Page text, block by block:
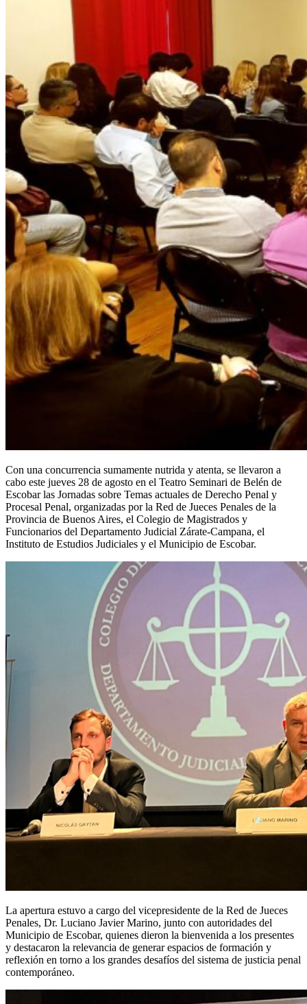
Con una concurrencia sumamente nutrida y atenta, se llevaron a
cabo este jueves 28 de agosto en el Teatro Seminari de Belén de
Escobar las Jornadas sobre Temas actuales de Derecho Penal y
Procesal Penal, organizadas por la Red de Jueces Penales de la
Provincia de Buenos Aires, el Colegio de Magistrados y
Funcionarios del Departamento Judicial Zárate-Campana, el
Instituto de Estudios Judiciales y el Municipio de Escobar.
La apertura estuvo a cargo del vicepresidente de la Red de Jueces
Penales, Dr. Luciano Javier Marino, junto con autoridades del
Municipio de Escobar, quienes dieron la bienvenida a los presentes
y destacaron la relevancia de generar espacios de formación y
reflexión en torno a los grandes desafíos del sistema de justicia penal
contemporáneo.